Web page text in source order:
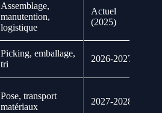
Assemblage,
manutention,
logistique
Actuel
(2025)
Picking, emballage,
tri
2026-2027
Pose, transport
matériaux
2027-2028